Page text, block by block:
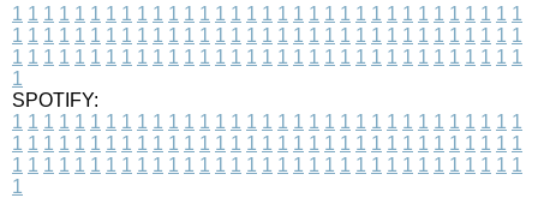
1 1 1 1 1 1 1 1 1 1 1 1 1 1 1 1 1 1 1 1 1 1 1 1 1 1 1 1 1 1 1 1 1
1 1 1 1 1 1 1 1 1 1 1 1 1 1 1 1 1 1 1 1 1 1 1 1 1 1 1 1 1 1 1 1 1
1 1 1 1 1 1 1 1 1 1 1 1 1 1 1 1 1 1 1 1 1 1 1 1 1 1 1 1 1 1 1 1 1
1
SPOTIFY:
1 1 1 1 1 1 1 1 1 1 1 1 1 1 1 1 1 1 1 1 1 1 1 1 1 1 1 1 1 1 1 1 1
1 1 1 1 1 1 1 1 1 1 1 1 1 1 1 1 1 1 1 1 1 1 1 1 1 1 1 1 1 1 1 1 1
1 1 1 1 1 1 1 1 1 1 1 1 1 1 1 1 1 1 1 1 1 1 1 1 1 1 1 1 1 1 1 1 1
1